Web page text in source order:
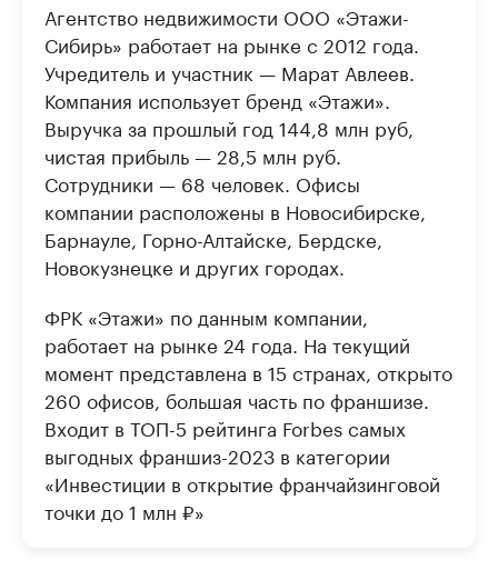
Агентство недвижимости ООО «Этажи-
Сибирь» работает на рынке с 2012 года.
Учредитель и участник — Марат Авлеев.
Компания использует бренд «Этажи».
Выручка за прошлый год 144,8 млн руб,
чистая прибыль — 28,5 млн руб.
Сотрудники — 68 человек. Офисы
компании расположены в Новосибирске,
Барнауле, Горно-Алтайске, Бердске,
Новокузнецке и других городах.
ФРК «Этажи» по данным компании,
работает на рынке 24 года. На текущий
момент представлена в 15 странах, открыто
260 офисов, большая часть по франшизе.
Входит в ТОП-5 рейтинга Forbes самых
выгодных франшиз-2023 в категории
«Инвестиции в открытие франчайзинговой
точки до 1 млн ₽»